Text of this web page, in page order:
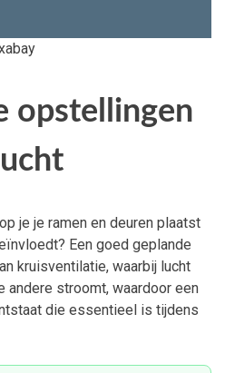
opstellingen
je je ramen en deuren plaatst
Een goed geplande
kruisventilatie, waarbij lucht
andere stroomt, waardoor een
die essentieel is tijdens